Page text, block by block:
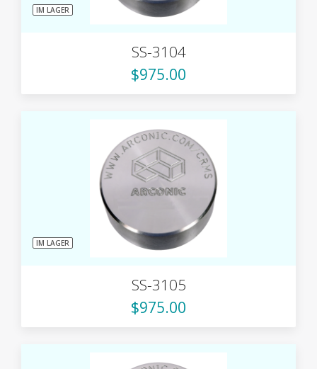
IM LAGER
SS-3104
$975.00
IM LAGER
SS-3105
$975.00